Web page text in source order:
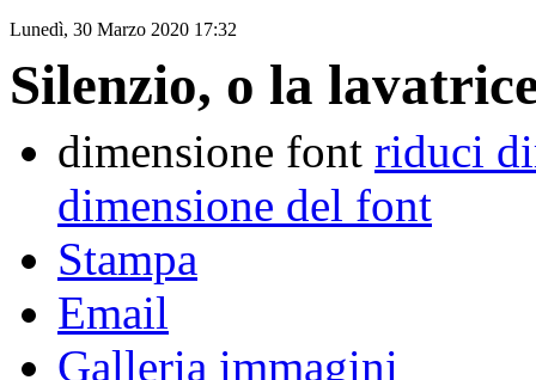
Lunedì, 30 Marzo 2020 17:32
Silenzio, o la
dimensione font riduci
dimensione del font
Stampa
Email
Galleria immagini